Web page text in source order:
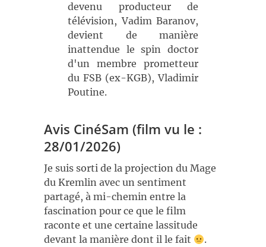
devenu producteur de
télévision, Vadim Baranov,
devient de manière
inattendue le spin doctor
d'un membre prometteur
du FSB (ex-KGB), Vladimir
Poutine.
Avis CinéSam (film vu le :
28/01/2026)
Je suis sorti de la projection du Mage
du Kremlin avec un sentiment
partagé, à mi-chemin entre la
fascination pour ce que le film
raconte et une certaine lassitude
devant la manière dont il le fait
.